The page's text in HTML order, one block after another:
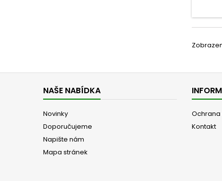
NAŠE NABÍDKA
Novinky
Doporučujeme
Napište nám
Mapa stránek
Kontakt